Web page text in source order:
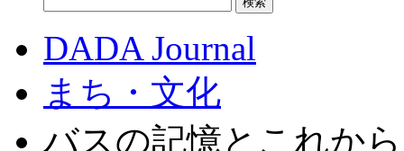
DADA Journal
まち・文化
バスの記憶とこれから